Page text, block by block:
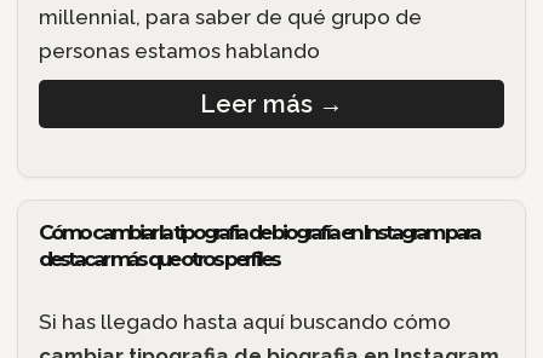
millennial, para saber de qué grupo de
personas estamos hablando
Leer más →
Cómo cambiar la tipografia de biografía en Instagram para
destacar más que otros perfiles
Si has llegado hasta aquí buscando cómo